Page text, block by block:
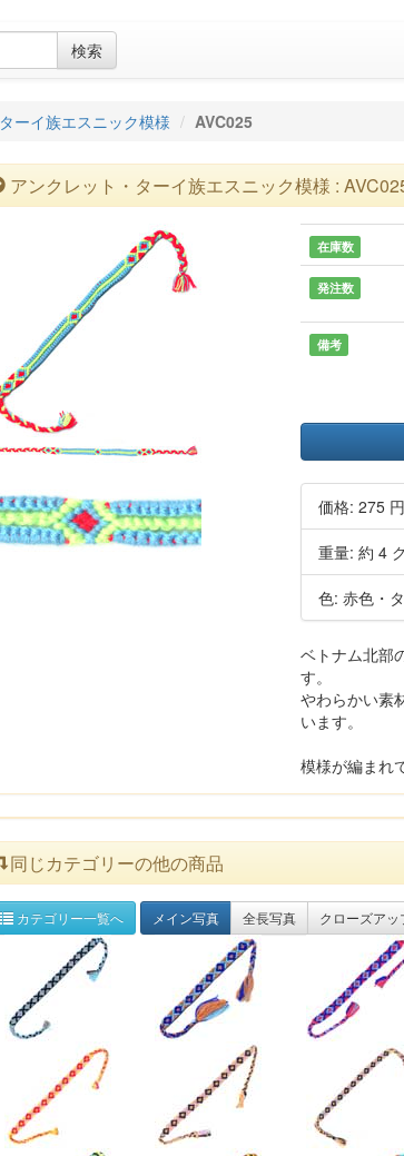
検索
ターイ族エスニック模様 AVC025
アンクレット・ターイ族エスニック模様 :
在庫数
発注数
備考
価格:275
重量: 約 4
色: 赤色・
ベトナム北部
す。
やわらかい素
います。
模様が編まれ
同じカテゴリーの他の商品
カテゴリー一覧へ メイン写真 全長写真 クローズアッ